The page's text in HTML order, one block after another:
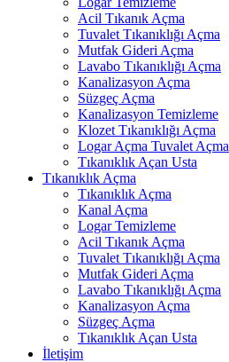
Acil Tıkanık Açma
Tuvalet Tıkanıklığı Açma
Mutfak Gideri Açma
Lavabo Tıkanıklığı Açma
Kanalizasyon Açma
Süzgeç Açma
Kanalizasyon Temizleme
Klozet Tıkanıklığı Açma
Logar Açma Tuvalet Açma
Tıkanıklık Açan Usta
Tıkanıklık Açma
Tıkanıklık Açma
Kanal Açma
Logar Temizleme
Acil Tıkanık Açma
Tuvalet Tıkanıklığı Açma
Mutfak Gideri Açma
Lavabo Tıkanıklığı Açma
Kanalizasyon Açma
Süzgeç Açma
Tıkanıklık Açan Usta
İletişim